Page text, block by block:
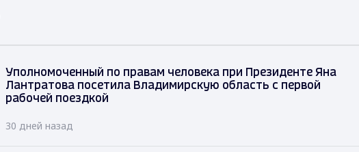
Уполномоченный по правам человека при Президенте Яна
Лантратова посетила Владимирскую область с первой
рабочей поездкой
30 дней назад